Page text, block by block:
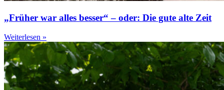
„Früher war alles besser“ – oder: Die gute alte Zeit
Weiterlesen »